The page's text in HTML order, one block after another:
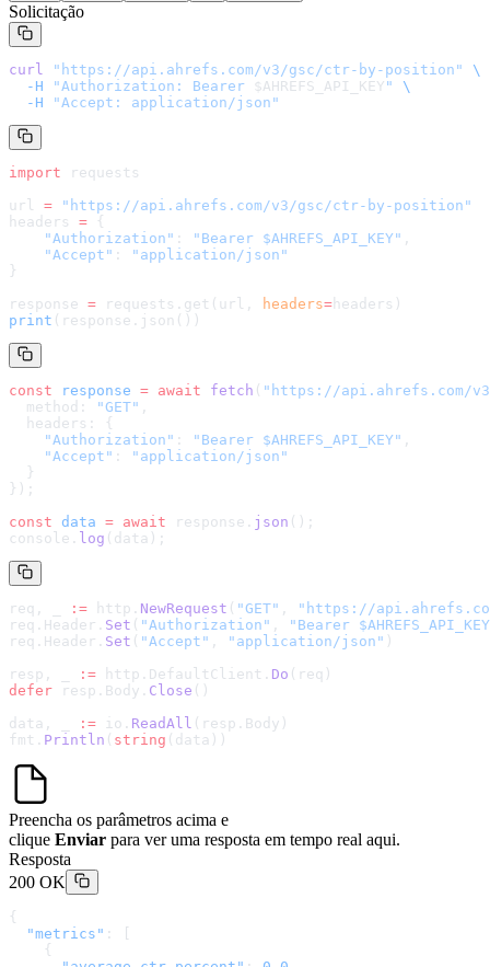
Solicitação
curl " https://api.ahrefs.com/v3/gsc/ctr-by-position "
\
  -H
"Authorization: Bearer $AHREFS_API_KEY "
\
  -H
"Accept: application/json"
import requests
url = " https://api.ahrefs.com/v3/gsc/ctr-by-position "
headers = {
    "Authorization"
: "Bearer $AHREFS_API_KEY" ,
    "Accept"
:
"application/json"
}
response = requests.get(url, headers= headers )
print (response.json())
const response = await fetch ( " https://api.ahrefs.com/
  method:
"GET" ,
  headers: {
    "Authorization"
: "Bearer $AHREFS_API_KEY" ,
    "Accept"
:
"application/json"
  }
});
const data = await response. json ();
console. log (data);
req, _ := http. NewRequest ( "GET" , " https://
req.Header. Set ( "Authorization" ,
"Bearer
req.Header. Set ( "Accept" , "application/json" )
resp, _
:= http.DefaultClient. Do (req)
defer resp.Body. Close ()
data, _
:= io. ReadAll (resp.Body)
fmt. Println ( string (data))
Preencha os parâmetros acima e
clique Enviar para ver uma resposta em tempo real aqui.
Resposta
200 OK
{
  "metrics"
: [
    {